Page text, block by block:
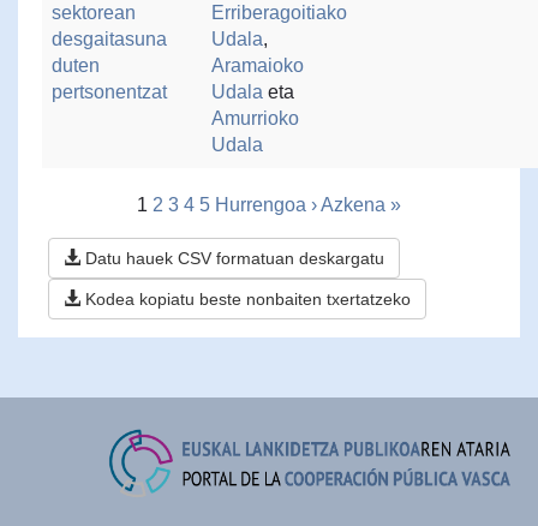
sektorean
desgaitasuna
duten
pertsonentzat
Erriberagoitiako
Udala,
Aramaioko
Udala eta
Amurrioko
Udala
1 2 3 4 5 Hurrengoa ›Azkena »
Datu hauek CSV formatuan deskargatu
Kodea kopiatu beste nonbaiten txertatzeko